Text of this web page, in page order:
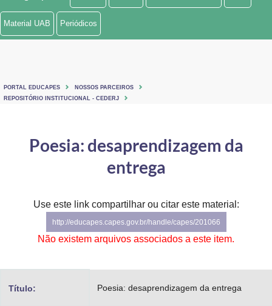
Ministério de Minas e Energia
Ministério do Turismo
Controladoria-Geral da União
Ministério da Mulher, da Família e dos Direitos Humanos
Secretaria-Geral
Advocacia-Geral da União
Material UAB Periódicos
PORTAL EDUCAPES
NOSSOS PARCEIROS
REPOSITÓRIO INSTITUCIONAL - CEDERJ
Poesia: desaprendizagem da
entrega
Use este link compartilhar ou citar este material:
http://educapes.capes.gov.br/handle/capes/201066
Não existem arquivos associados a este item.
Título: Poesia: desaprendizagem da entrega